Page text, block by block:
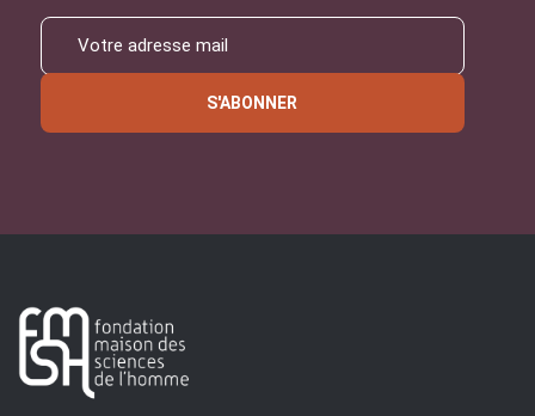
S'ABONNER